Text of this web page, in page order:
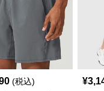
(税込) ¥